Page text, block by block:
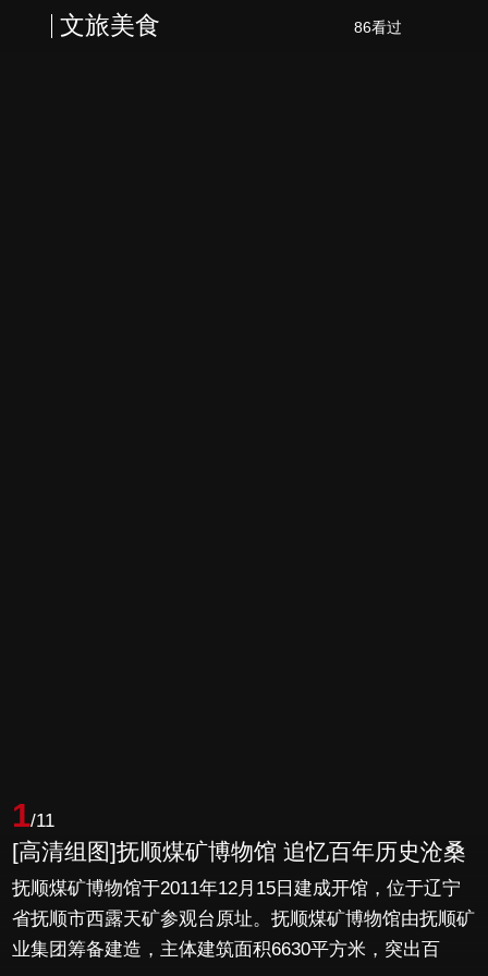
文旅美食 86看过
1/11
[高清组图]抚顺煤矿博物馆 追忆百年历史沧桑
抚顺煤矿博物馆于2011年12月15日建成开馆，位于辽宁
省抚顺市西露天矿参观台原址。抚顺煤矿博物馆由抚顺矿
业集团筹备建造，主体建筑面积6630平方米，突出百